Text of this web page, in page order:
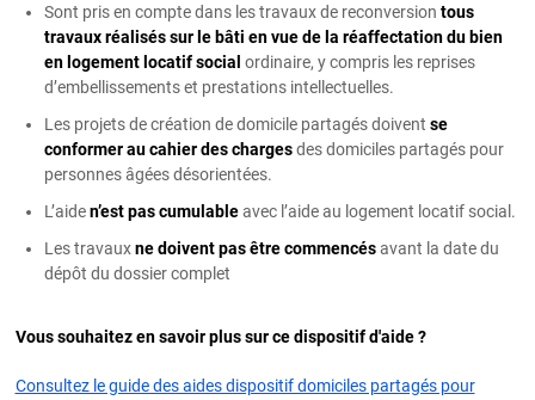
Sont pris en compte dans les travaux de reconversion tous
travaux réalisés sur le bâti en vue de la réaffectation du bien
en logement locatif social ordinaire, y compris les reprises
d’embellissements et prestations intellectuelles.
Les projets de création de domicile partagés doivent se
conformer au cahier des chargesdes domiciles partagés pour
personnes âgées désorientées.
L’aiden’est pas cumulableavec l’aide au logement locatif social.
Les travauxne doivent pas être commencésavant la date du
dépôt du dossier complet
Vous souhaitez en savoir plus sur ce dispositif d'aide ?
Consultez le guide des aides dispositif domiciles partagés pour